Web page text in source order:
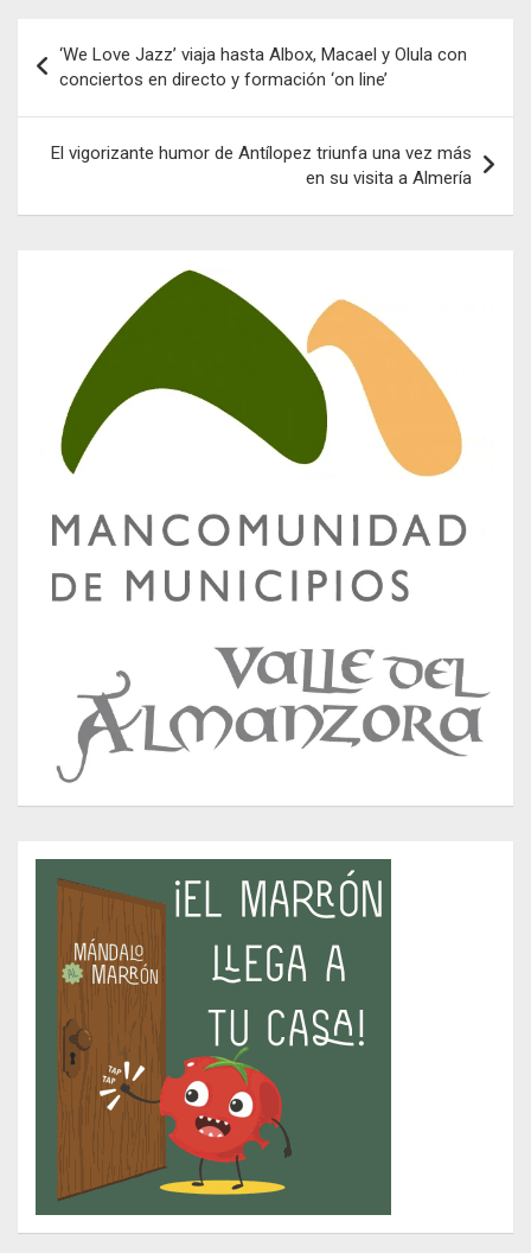
de
entradas
‘We Love Jazz’ viaja hasta Albox, Macael y Olula con
conciertos en directo y formación ‘on line’
El vigorizante humor de Antílopez triunfa una vez más
en su visita a Almería